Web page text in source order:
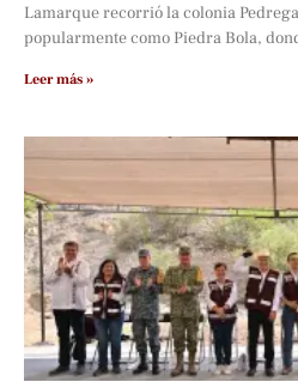
Lamarque recorrió la colonia
popularmente como Piedra Bola,
Leer más »